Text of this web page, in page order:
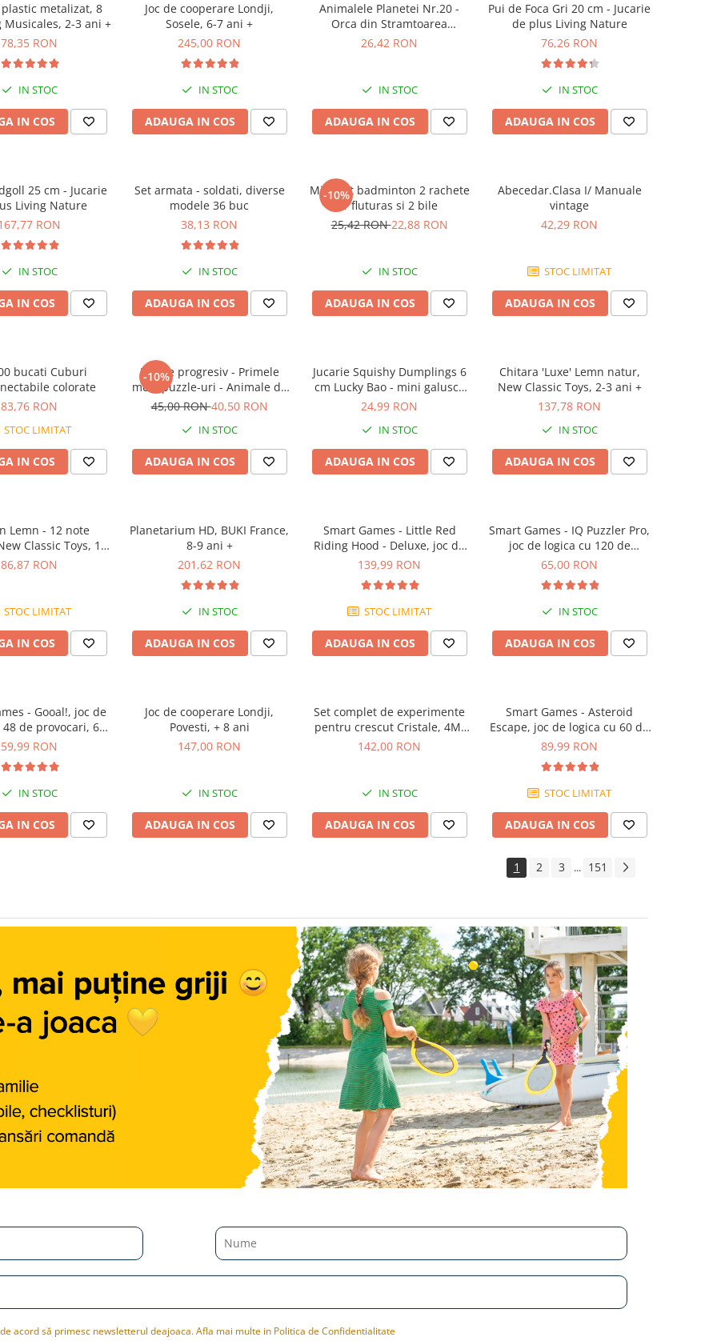
plastic metalizat, 8
Musicales, 2-3 ani +
78,35 RON
IN STOC
IN COS
Joc de cooperare Londji,
Sosele, 6-7 ani +
245,00 RON
IN STOC
ADAUGA IN COS
Animalele Planetei Nr.20 -
Orca din Stramtoarea
Gibraltar
26,42 RON
IN STOC
ADAUGA IN COS
Pui de Foca Gri 20 cm - Jucarie
de plus Living Nature
76,26 RON
IN STOC
ADAUGA IN COS
25 cm - Jucarie
Living Nature
RON
IN STOC
IN COS
Set armata - soldati, diverse
modele 36 buc
38,13 RON
IN STOC
ADAUGA IN COS
-10%
Mini Set badminton 2 rachete
1 fluturas si 2 bile
25,42 RON22,88 RON
IN STOC
ADAUGA IN COS
Abecedar.Clasa I/ Manuale
vintage
42,29 RON
STOC LIMITAT
ADAUGA IN COS
bucati Cuburi
colorate
83,76 RON
STOC LIMITAT
IN COS
-10%
Puzzle progresiv - Primele
mele puzzle-uri - Animale de
fermă, 21 piese, 2 ani+, Apli
45,00 RON40,50 RON
IN STOC
ADAUGA IN COS
Jucarie Squishy Dumplings 6
cm Lucky Bao - mini galusca
norocoasa
24,99 RON
IN STOC
ADAUGA IN COS
Chitara 'Luxe' Lemn natur,
New Classic Toys, 2-3 ani +
137,78 RON
IN STOC
ADAUGA IN COS
Lemn - 12 note
Classic Toys, 1-2
ani +
86,87 RON
STOC LIMITAT
IN COS
Planetarium HD, BUKI France,
8-9 ani +
201,62 RON
IN STOC
ADAUGA IN COS
Smart Games - Little Red
Riding Hood - Deluxe, joc de
logica cu 48 de provocari, 4+
139,99 RON
STOC LIMITAT
ADAUGA IN COS
Smart Games - IQ Puzzler Pro,
joc de logica cu 120 de
provocari, 6+ ani
65,00 RON
IN STOC
ADAUGA IN COS
- Gooal!, joc de
de provocari, 6+
ani
59,99 RON
IN STOC
IN COS
Joc de cooperare Londji,
Povesti, + 8 ani
147,00 RON
IN STOC
ADAUGA IN COS
Set complet de experimente
pentru crescut Cristale, 4M,
+10 ani
142,00 RON
IN STOC
ADAUGA IN COS
Smart Games - Asteroid
Escape, joc de logica cu 60 de
provocari, 8+ ani
89,99 RON
STOC LIMITAT
ADAUGA IN COS
1 2 3 ... 151
acord să primesc newsletterul deajoaca. Afla mai multe in Politica de Confidentialitate